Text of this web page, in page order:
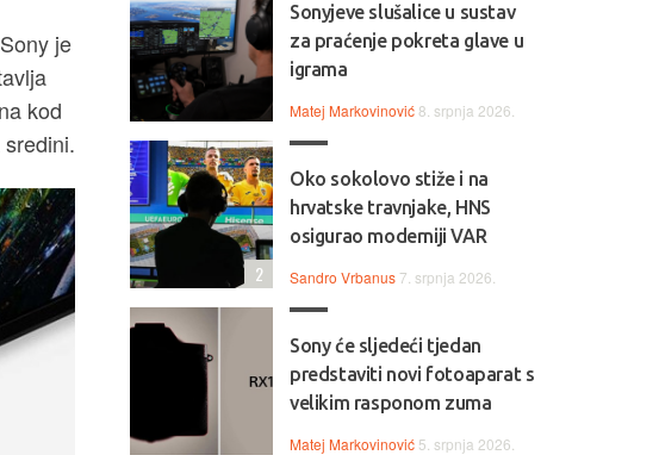
je
kod
Sonyjeve slušalice u sustav
za praćenje pokreta glave u
igrama
Matej Markovinović8. srpnja 2026.
Oko sokolovo stiže i na
hrvatske travnjake, HNS
osigurao moderniji VAR
Sandro Vrbanus 7. srpnja 2026.
2
Sony će sljedeći tjedan
predstaviti novi fotoaparat s
velikim rasponom zuma
Matej Markovinović 5. srpnja 2026.